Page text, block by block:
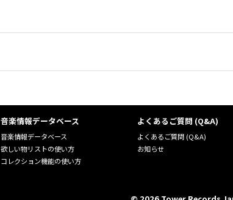
音楽情報データベース
音楽情報データベース
欲しい物リストの使い方
コレクション機能の使い方
よくあるご質問 (Q&A)
よくあるご質問 (Q&A)
お知らせ